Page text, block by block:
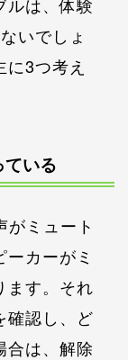
いでしょ
3つ考え
いる
ミュート
カーがミ
ます。それ
確認し、ど
合は、解除